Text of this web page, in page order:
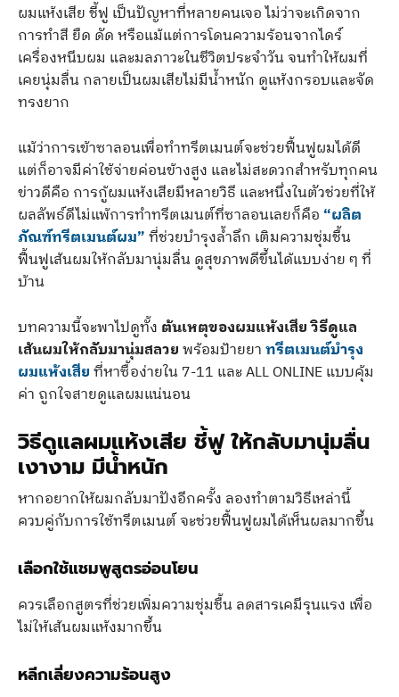
ผมแห้งเสีย ชี้ฟู เป็นปัญหาที่หลายคนเจอ ไม่ว่าจะเกิดจาก
การทำสี ยืด ดัด หรือแม้แต่การโดนความร้อนจากไดร์
เครื่องหนีบผม และมลภาวะในชีวิตประจำวัน จนทำให้ผมที่
เคยนุ่มลื่น กลายเป็นผมเสียไม่มีน้ำหนัก ดูแห้งกรอบและจัด
ทรงยาก
แม้ว่าการเข้าซาลอนเพื่อทำทรีตเมนต์จะช่วยฟื้นฟูผมได้ดี
แต่ก็อาจมีค่าใช้จ่ายค่อนข้างสูง และไม่สะดวกสำหรับทุกคน
ข่าวดีคือ การกู้ผมแห้งเสียมีหลายวิธี และหนึ่งในตัวช่วยที่ให้
ผลลัพธ์ดีไม่แพ้การทำทรีตเมนต์ที่ซาลอนเลยก็คือ “ผลิต
ภัณฑ์ทรีตเมนต์ผม”ที่ช่วยบำรุงล้ำลึก เติมความชุ่มชื้น
ฟื้นฟูเส้นผมให้กลับมานุ่มลื่น ดูสุขภาพดีขึ้นได้แบบง่าย ๆ ที่
บ้าน
บทความนี้จะพาไปดูทั้ง ต้นเหตุของผมแห้งเสีย วิธีดูแล
เส้นผมให้กลับมานุ่มสลวยพร้อมป้ายยาทรีตเมนต์บำรุง
ผมแห้งเสียที่หาซื้อง่ายใน 7-11 และ ALL ONLINE แบบคุ้ม
ค่า ถูกใจสายดูแลผมแน่นอน
วิธีดูแลผมแห้งเสีย ชี้ฟู ให้กลับมานุ่มลื่น
เงางาม มีน้ำหนัก
หากอยากให้ผมกลับมาปังอีกครั้ง ลองทำตามวิธีเหล่านี้
ควบคู่กับการใช้ทรีตเมนต์ จะช่วยฟื้นฟูผมได้เห็นผลมากขึ้น
เลือกใช้แชมพูสูตรอ่อนโยน
ควรเลือกสูตรที่ช่วยเพิ่มความชุ่มชื้น ลดสารเคมีรุนแรง เพื่อ
ไม่ให้เส้นผมแห้งมากขึ้น
หลีกเลี่ยงความร้อนสูง